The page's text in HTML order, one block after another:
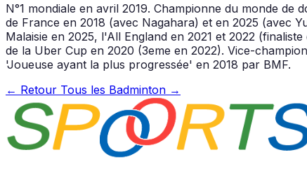
N°1 mondiale en avril 2019. Championne du monde de
de France en 2018 (avec Nagahara) et en 2025 (avec
Malaisie en 2025, l'All England en 2021 et 2022
de la Uber Cup en 2020 (3eme en 2022). Vice-
'Joueuse ayant la plus progressée' en 2018 par BMF.
← Retour Tous les Badminton →